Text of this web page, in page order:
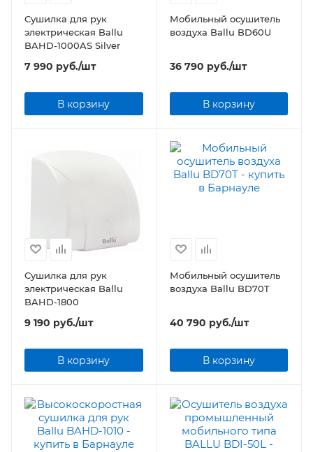
Сушилка для рук
электрическая Ballu
BAHD-1000AS Silver
7 990 руб./шт
В корзину
Мобильный осушитель
воздуха Ballu BD60U
36 790 руб./шт
В корзину
Сушилка для рук
электрическая Ballu
BAHD-1800
9 190 руб./шт
В корзину
Мобильный осушитель
воздуха Ballu BD70T
40 790 руб./шт
В корзину